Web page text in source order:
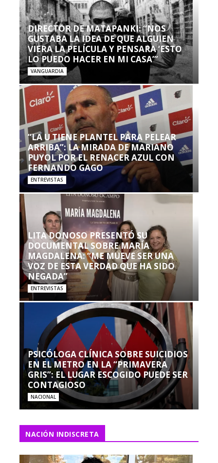
DIRECTOR DE MATAPANKI: “NOS
GUSTABA LA IDEA DE QUE ALGUIEN
VIERA LA PELÍCULA Y PENSARA ‘ESTO
LO PUEDO HACER EN MI CASA’”
VANGUARDIA
“LA U TIENE PLANTEL PARA PELEAR
ARRIBA”: LA MIRADA DE MARIANO
PUYOL POR EL RENACER AZUL CON
FERNANDO GAGO
ENTREVISTAS
LITA DONOSO PRESENTÓ SU
DOCUMENTAL SOBRE MARÍA
MAGDALENA: “ME MUEVE SER UNA
VOZ DE ESTA VERDAD QUE HA SIDO
NEGADA”
ENTREVISTAS
PSICÓLOGA CLÍNICA SOBRE SUICIDIOS
EN EL METRO EN LA “PRIMAVERA
GRIS”: EL LUGAR ESCOGIDO PUEDE SER
CONTAGIOSO
NACIONAL
NACIÓN INDISCRETA